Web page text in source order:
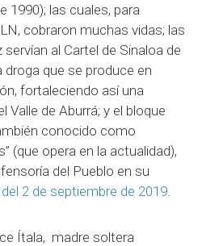
1990); las cuales, para
cobraron muchas vidas; las
servían al Cartel de Sinaloa de
que se produce en
fortaleciendo así una
Valle de Aburrá; y el bloque
conocido como
(que opera en la actualidad),
del Pueblo en su
2 de septiembre de 2019
Ítala, madre soltera